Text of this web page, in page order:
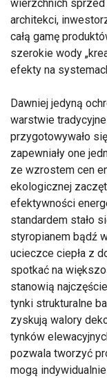
wierzchnich sprzed
architekci,
całą gamę
szerokie wody
efekty na
Dawniej jedyną
warstwie
przygotowywało
zapewniały one
ze wzrostem cen
ekologicznej
efektywności
standardem stało
styropianem bądź
ucieczce ciepła z
spotkać na
stanowią
tynki strukturalne
zyskują walory
tynków
pozwala tworzyć
mogą